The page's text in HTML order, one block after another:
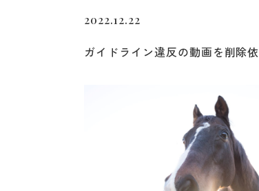
2022.12.22
ガイドライン違反の動画を削除